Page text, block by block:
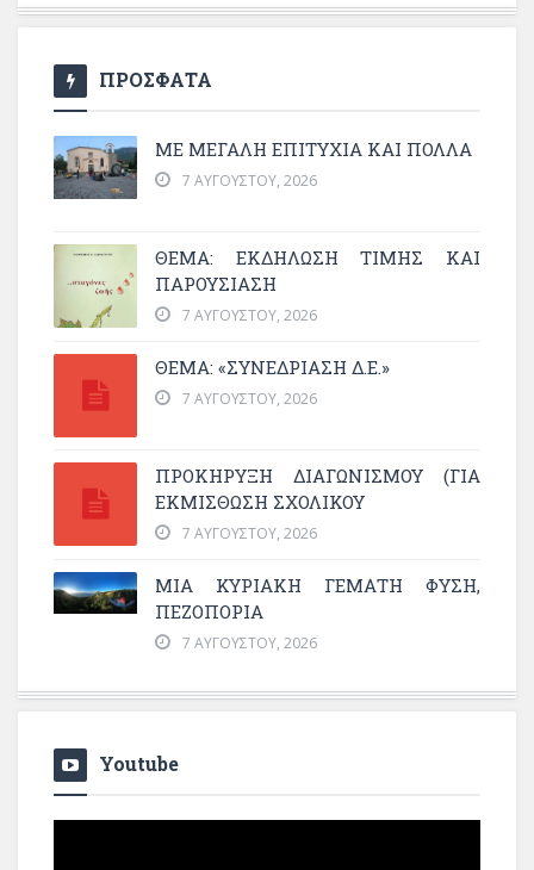
ΠΡΟΣΦΑΤΑ
ΜΕ ΜΕΓΆΛΗ ΕΠΙΤΥΧΊΑ ΚΑΙ ΠΟΛΛΆ
7 ΑΥΓΟΎΣΤΟΥ, 2026
ΘΈΜΑ: ΕΚΔΉΛΩΣΗ ΤΙΜΉΣ ΚΑΙ
ΠΑΡΟΥΣΊΑΣΗ
7 ΑΥΓΟΎΣΤΟΥ, 2026
ΘΕΜΑ: «ΣΥΝΕΔΡΊΑΣΗ Δ.Ε.»
7 ΑΥΓΟΎΣΤΟΥ, 2026
ΠΡΟΚΗΡΥΞΗ ΔΙΑΓΩΝΙΣΜΟΥ (ΓΙΑ
ΕΚΜΊΣΘΩΣΗ ΣΧΟΛΙΚΟΎ
7 ΑΥΓΟΎΣΤΟΥ, 2026
ΜΙΑ ΚΥΡΙΑΚΉ ΓΕΜΆΤΗ ΦΎΣΗ,
ΠΕΖΟΠΟΡΊΑ
7 ΑΥΓΟΎΣΤΟΥ, 2026
Youtube